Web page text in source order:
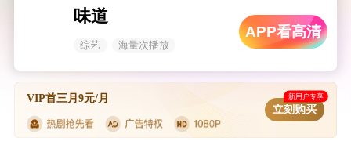
味道
综艺 海量次播放
APP看高清
VIP首三月9元/月 新用户专享
立刻购买